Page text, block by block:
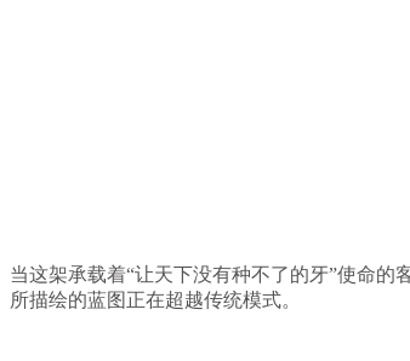
当这架承载着“让天下没有种不了的牙”使命
所描绘的蓝图正在超越传统模式。